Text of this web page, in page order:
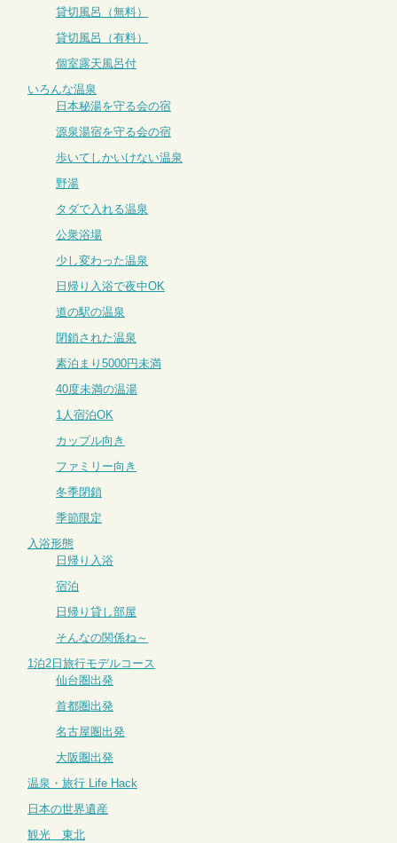
貸切風呂（無料）
貸切風呂（有料）
個室露天風呂付
いろんな温泉
日本秘湯を守る会の宿
源泉湯宿を守る会の宿
歩いてしかいけない温泉
野湯
タダで入れる温泉
公衆浴場
少し変わった温泉
日帰り入浴で夜中OK
道の駅の温泉
閉鎖された温泉
素泊まり5000円未満
40度未満の温湯
1人宿泊OK
カップル向き
ファミリー向き
冬季閉鎖
季節限定
入浴形態
日帰り入浴
宿泊
日帰り貸し部屋
そんなの関係ね～
1泊2日旅行モデルコース
仙台圏出発
首都圏出発
名古屋圏出発
大阪圏出発
温泉・旅行 Life Hack
日本の世界遺産
観光 東北